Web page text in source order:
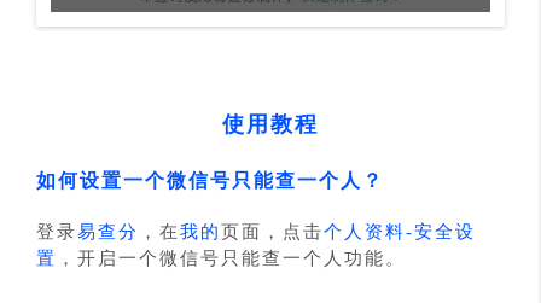
使用教程
如何设置一个微信号只能查一个人？
登录易查分 ，在我的页面，点击个人资料-安全设
置 ，开启一个微信号只能查一个人功能。